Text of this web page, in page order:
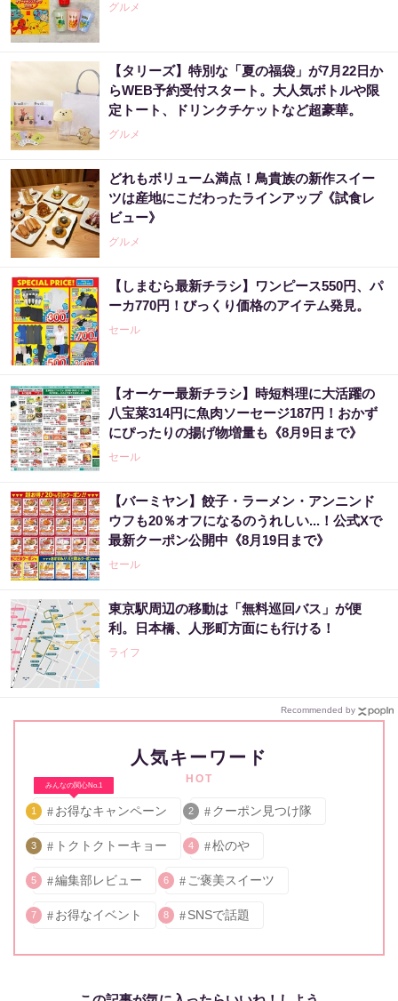
グルメ
【タリーズ】特別な「夏の福袋」が7月22日か
らWEB予約受付スタート。大人気ボトルや限
定トート、ドリンクチケットなど超豪華。
グルメ
どれもボリューム満点！鳥貴族の新作スイー
ツは産地にこだわったラインアップ《試食レ
ビュー》
グルメ
【しまむら最新チラシ】ワンピース550円、パ
ーカ770円！びっくり価格のアイテム発見。
セール
【オーケー最新チラシ】時短料理に大活躍の
八宝菜314円に魚肉ソーセージ187円！おかず
にぴったりの揚げ物増量も《8月9日まで》
セール
【バーミヤン】餃子・ラーメン・アンニンド
ウフも20％オフになるのうれしい...！公式Xで
最新クーポン公開中《8月19日まで》
セール
東京駅周辺の移動は「無料巡回バス」が便
利。日本橋、人形町方面にも行ける！
ライフ
Recommended by
人気キーワード
HOT
みんなの関心No.1
1 お得なキャンペーン 2 クーポン見つけ隊
3 トクトクトーキョー 4 松のや
5 編集部レビュー 6 ご褒美スイーツ
7 お得なイベント 8 SNSで話題